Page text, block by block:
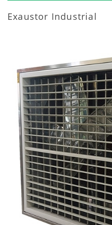
Exaustor Industrial